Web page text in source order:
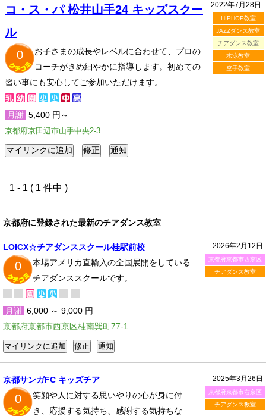
2022年7月28日
HIPHOP教室
JAZZダンス教室
チアダンス教室
水泳教室
空手教室
コ・ス・パ 松井山手24 キッズスクー
ル
0
お子さまの成長やレベルに合わせて、プロの
コーチがきめ細やかに指導します。初めての
習い事にも安心してご参加いただけます。
月謝 5,400 円～
京都府京田辺市山手中央2-3
1 - 1 ( 1 件中 )
京都府に登録された最新のチアダンス教室
2026年2月12日
京都府京都市西京区
チアダンス教室
LOICX☆チアダンススクール桂駅前校
0
本場アメリカ直輸入の全国展開をしている
チアダンススクールです。
月謝 6,000 ～ 9,000 円
京都府京都市西京区桂南巽町77-1
2025年3月26日
京都府京都市右京区
チアダンス教室
京都サンガFC キッズチア
0
笑顔や人に対する思いやりの心が身に付
き、応援する気持ち、感謝する気持ちな